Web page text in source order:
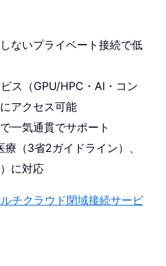
ないプライベート接続で低
ス（GPU/HPC・AI・コン
アクセス可能
一気通貫でサポート
（3省2ガイドライン）、
に対応
チクラウド閉域接続サービ